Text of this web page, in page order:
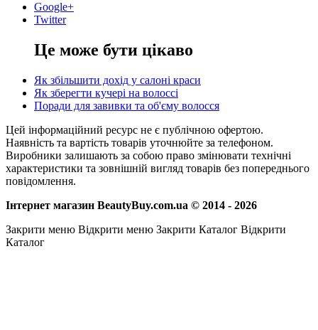
Google+
Twitter
Це може бути цікаво
Як збільшити дохід у салоні краси
Як зберегти кучері на волоссі
Поради для завивки та об'єму волосся
Цей інформаційний ресурс не є публічною офертою.
Наявність та вартість товарів уточнюйте за телефоном.
Виробники залишають за собою право змінювати технічні
характеристики та зовнішній вигляд товарів без попереднього
повідомлення.
Інтернет магазин BeautyBuy.com.ua © 2014 - 2026
Закрити меню Відкрити меню Закрити Каталог Відкрити
Каталог